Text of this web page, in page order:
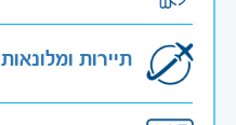
תיירות ומלונאות